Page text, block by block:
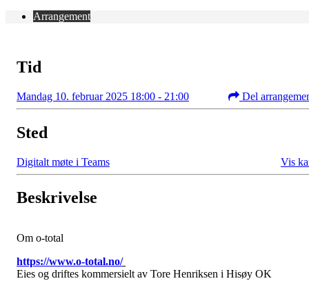
Arrangement
Tid
Mandag 10. februar 2025 18:00 - 21:00 Del
Sted
Digitalt møte i Teams Vis
Beskrivelse
Om o-total
https://www.o-total.no/
Eies og driftes kommersielt av Tore Henriksen i Hisøy OK